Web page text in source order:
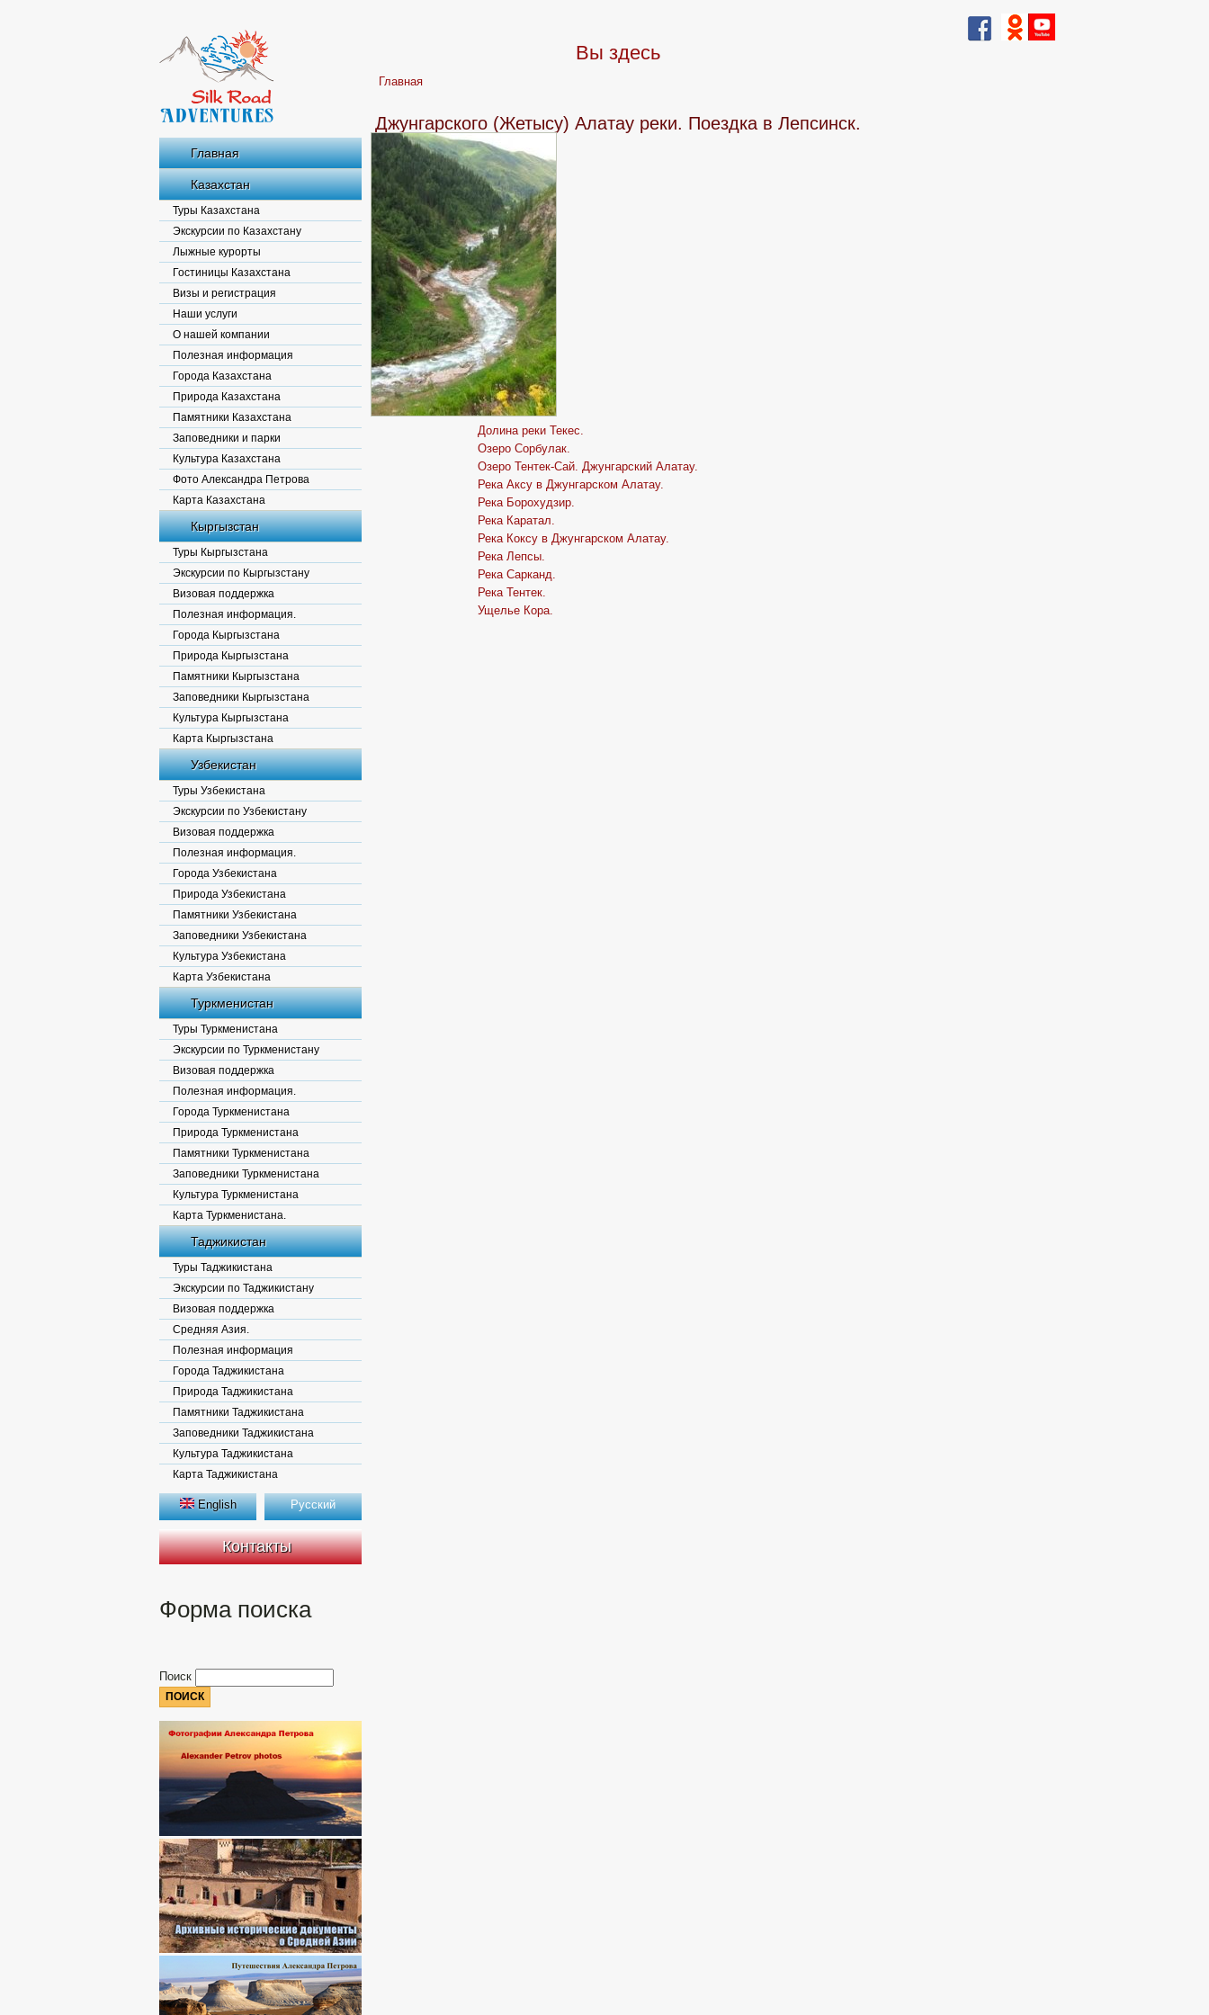
Главная
Казахстан
Туры Казахстана
Экскурсии по Казахстану
Лыжные курорты
Гостиницы Казахстана
Визы и регистрация
Наши услуги
О нашей компании
Полезная информация
Города Казахстана
Природа Казахстана
Памятники Казахстана
Заповедники и парки
Культура Казахстана
Фото Александра Петрова
Карта Казахстана
Кыргызстан
Туры Кыргызстана
Экскурсии по Кыргызстану
Визовая поддержка
Полезная информация.
Города Кыргызстана
Природа Кыргызстана
Памятники Кыргызстана
Заповедники Кыргызстана
Культура Кыргызстана
Карта Кыргызстана
Узбекистан
Туры Узбекистана
Экскурсии по Узбекистану
Визовая поддержка
Полезная информация.
Города Узбекистана
Природа Узбекистана
Памятники Узбекистана
Заповедники Узбекистана
Культура Узбекистана
Карта Узбекистана
Туркменистан
Туры Туркменистана
Экскурсии по Туркменистану
Визовая поддержка
Полезная информация.
Города Туркменистана
Природа Туркменистана
Памятники Туркменистана
Заповедники Туркменистана
Культура Туркменистана
Карта Туркменистана.
Таджикистан
Туры Таджикистана
Экскурсии по Таджикистану
Визовая поддержка
Средняя Азия.
Полезная информация
Города Таджикистана
Природа Таджикистана
Памятники Таджикистана
Заповедники Таджикистана
Культура Таджикистана
Карта Таджикистана
English Русский
Контакты
Форма поиска
Поиск
Вы здесь
Главная
Джунгарского (Жетысу) Алатау реки. Поездка в Лепсинск.
Долина реки Текес.
Озеро Сорбулак.
Озеро Тентек-Сай. Джунгарский Алатау.
Река Аксу в Джунгарском Алатау.
Река Борохудзир.
Река Каратал.
Река Коксу в Джунгарском Алатау.
Река Лепсы.
Река Сарканд.
Река Тентек.
Ущелье Кора.